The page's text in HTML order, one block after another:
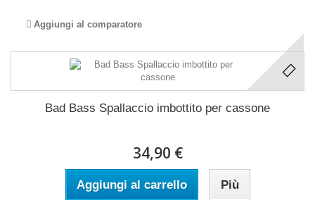
Aggiungi al comparatore
Bad Bass Spallaccio imbottito per cassone
34,90 €
Aggiungi al carrello Più